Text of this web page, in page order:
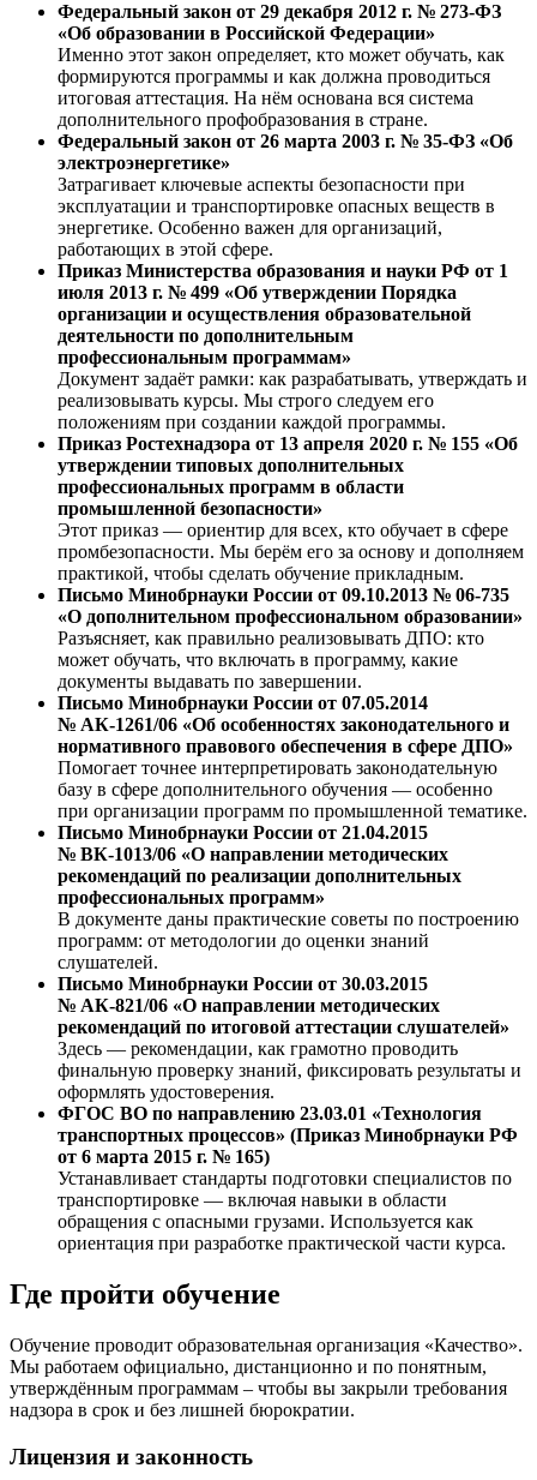
Федеральный закон от 29 декабря 2012 г. № 273‑ФЗ
«Об образовании в Российской Федерации»
Именно этот закон определяет, кто может обучать, как
формируются программы и как должна проводиться
итоговая аттестация. На нём основана вся система
дополнительного профобразования в стране.
Федеральный закон от 26 марта 2003 г. № 35‑ФЗ «Об
электроэнергетике»
Затрагивает ключевые аспекты безопасности при
эксплуатации и транспортировке опасных веществ в
энергетике. Особенно важен для организаций,
работающих в этой сфере.
Приказ Министерства образования и науки РФ от 1
июля 2013 г. № 499 «Об утверждении Порядка
организации и осуществления образовательной
деятельности по дополнительным
профессиональным программам»
Документ задаёт рамки: как разрабатывать, утверждать и
реализовывать курсы. Мы строго следуем его
положениям при создании каждой программы.
Приказ Ростехнадзора от 13 апреля 2020 г. № 155 «Об
утверждении типовых дополнительных
профессиональных программ в области
промышленной безопасности»
Этот приказ — ориентир для всех, кто обучает в сфере
промбезопасности. Мы берём его за основу и дополняем
практикой, чтобы сделать обучение прикладным.
Письмо Минобрнауки России от 09.10.2013 № 06-735
«О дополнительном профессиональном образовании»
Разъясняет, как правильно реализовывать ДПО: кто
может обучать, что включать в программу, какие
документы выдавать по завершении.
Письмо Минобрнауки России от 07.05.2014
№ АК-1261/06 «Об особенностях законодательного и
нормативного правового обеспечения в сфере ДПО»
Помогает точнее интерпретировать законодательную
базу в сфере дополнительного обучения — особенно
при организации программ по промышленной тематике.
Письмо Минобрнауки России от 21.04.2015
№ ВК-1013/06 «О направлении методических
рекомендаций по реализации дополнительных
профессиональных программ»
В документе даны практические советы по построению
программ: от методологии до оценки знаний
слушателей.
Письмо Минобрнауки России от 30.03.2015
№ АК-821/06 «О направлении методических
рекомендаций по итоговой аттестации слушателей»
Здесь — рекомендации, как грамотно проводить
финальную проверку знаний, фиксировать результаты и
оформлять удостоверения.
ФГОС ВО по направлению 23.03.01 «Технология
транспортных процессов» (Приказ Минобрнауки РФ
от 6 марта 2015 г. № 165)
Устанавливает стандарты подготовки специалистов по
транспортировке — включая навыки в области
обращения с опасными грузами. Используется как
ориентация при разработке практической части курса.
Где пройти обучение
Обучение проводит образовательная организация «Качество».
Мы работаем официально, дистанционно и по понятным,
утверждённым программам – чтобы вы закрыли требования
надзора в срок и без лишней бюрократии.
Лицензия и законность